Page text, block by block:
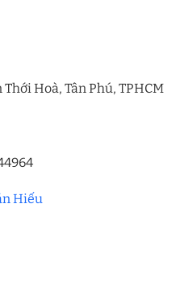
Thới Hoà, Tân Phú, TPHCM
Hiếu